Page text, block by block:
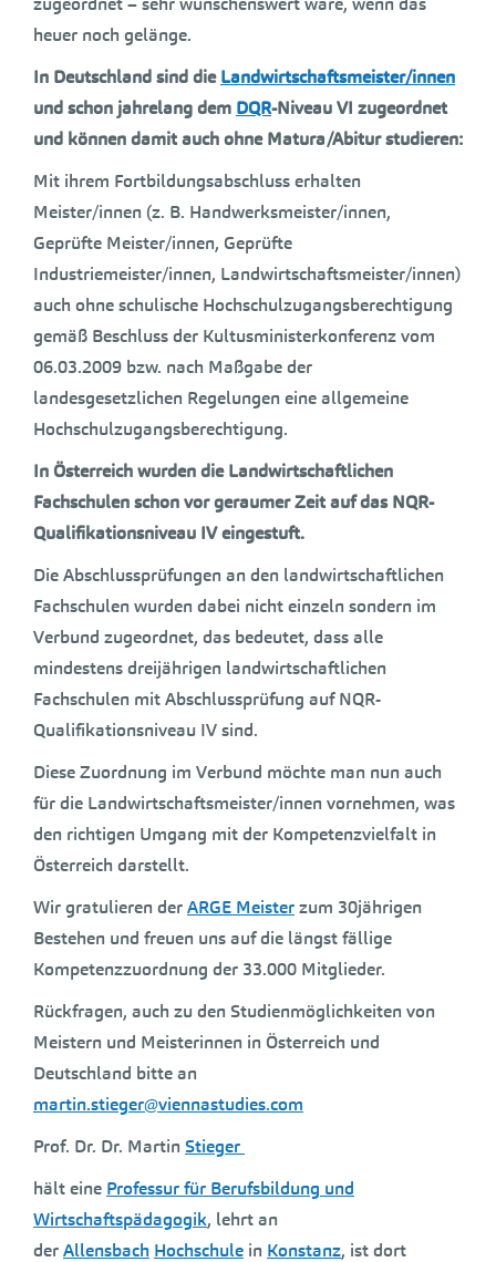
heuer noch gelänge.
In Deutschland sind dieLandwirtschaftsmeister/innen
und schon jahrelang dem DQR-Niveau VI zugeordnet
und können damit auch ohne Matura/Abitur studieren:
Mit ihrem Fortbildungsabschluss erhalten
Meister/innen (z. B. Handwerksmeister/innen,
Geprüfte Meister/innen, Geprüfte
Industriemeister/innen, Landwirtschaftsmeister/innen)
auch ohne schulische Hochschulzugangsberechtigung
gemäß Beschluss der Kultusministerkonferenz vom
06.03.2009 bzw. nach Maßgabe der
landesgesetzlichen Regelungen eine allgemeine
Hochschulzugangsberechtigung.
In Österreich wurden dieLandwirtschaftlichen
Fachschulenschon vor geraumer Zeit auf dasNQR-
Qualifikationsniveau IVeingestuft.
Die Abschlussprüfungen an den landwirtschaftlichen
Fachschulen wurden dabei nicht einzeln sondern im
Verbund zugeordnet, das bedeutet, dass alle
mindestens dreijährigen landwirtschaftlichen
Fachschulen mit Abschlussprüfung auf NQR-
Qualifikationsniveau IV sind.
Diese Zuordnung im Verbund möchte man nun auch
für die Landwirtschaftsmeister/innen vornehmen, was
den richtigen Umgang mit der Kompetenzvielfalt in
Österreich darstellt.
Wir gratulieren derARGE Meisterzum 30jährigen
Bestehen und freuen uns auf die längst fällige
Kompetenzzuordnung der 33.000 Mitglieder.
Rückfragen, auch zu den Studienmöglichkeiten von
Meistern und Meisterinnen in Österreich und
Deutschland bitte an
martin.stieger@viennastudies.com
Prof. Dr. Dr. Martin Stieger
hält eine Professur für Berufsbildung und
Wirtschaftspädagogik, lehrt an
derAllensbach Hochschule in Konstanz, ist dort